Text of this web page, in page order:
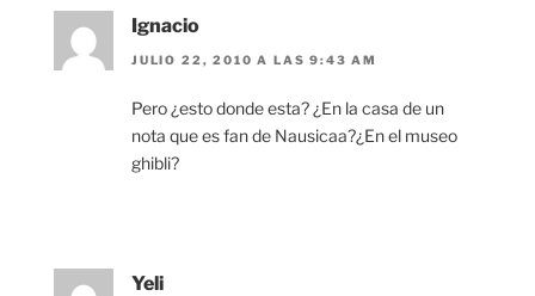
Ignacio
JULIO 22, 2010 A LAS 9:43 AM
Pero ¿esto donde esta? ¿En la casa de un
nota que es fan de Nausicaa?¿En el museo
ghibli?
Yeli